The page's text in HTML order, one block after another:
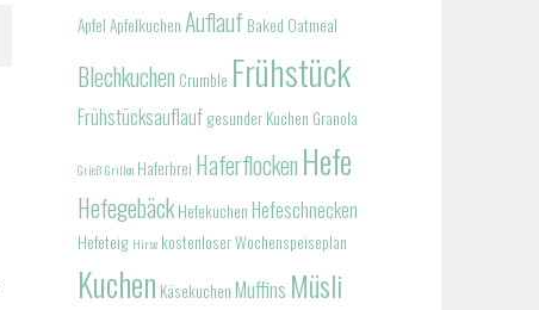
Apfel Apfelkuchen Auflauf Baked Oatmeal
Blechkuchen Crumble Frühstück
Frühstücksauflauf gesunder Kuchen Granola
GrießGrillen Haferbrei Haferflocken Hefe
Hefegebäck Hefekuchen Hefeschnecken
Hefeteig Hirse kostenloser Wochenspeiseplan
Kuchen Käsekuchen Muffins Müsli